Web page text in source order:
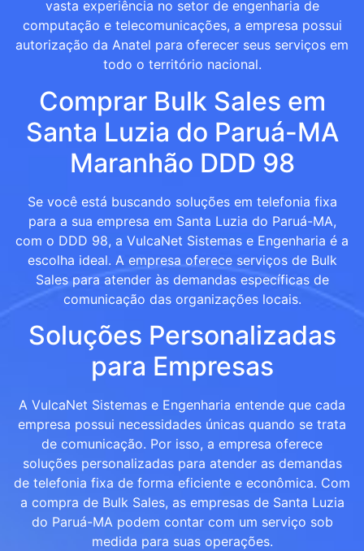
vasta experiência no setor de engenharia de
computação e telecomunicações, a empresa possui
autorização da Anatel para oferecer seus serviços em
todo o território nacional.
Comprar Bulk Sales em
Santa Luzia do Paruá-MA
Maranhão DDD 98
Se você está buscando soluções em telefonia fixa
para a sua empresa em Santa Luzia do Paruá-MA,
com o DDD 98, a VulcaNet Sistemas e Engenharia é a
escolha ideal. A empresa oferece serviços de Bulk
Sales para atender às demandas específicas de
comunicação das organizações locais.
Soluções Personalizadas
para Empresas
A VulcaNet Sistemas e Engenharia entende que cada
empresa possui necessidades únicas quando se trata
de comunicação. Por isso, a empresa oferece
soluções personalizadas para atender as demandas
de telefonia fixa de forma eficiente e econômica. Com
a compra de Bulk Sales, as empresas de Santa Luzia
do Paruá-MA podem contar com um serviço sob
medida para suas operações.